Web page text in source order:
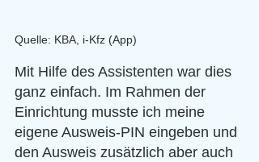
Quelle: KBA, i-Kfz (App)
Mit Hilfe des Assistenten war dies
ganz einfach. Im Rahmen der
Einrichtung musste ich meine
eigene Ausweis-PIN eingeben und
den Ausweis zusätzlich aber auch